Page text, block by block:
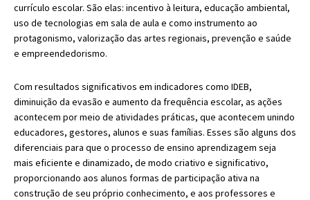
currículo escolar. São elas: incentivo à leitura, educação ambiental,
uso de tecnologias em sala de aula e como instrumento ao
protagonismo, valorização das artes regionais, prevenção e saúde
e empreendedorismo.
Com resultados significativos em indicadores como IDEB,
diminuição da evasão e aumento da frequência escolar, as ações
acontecem por meio de atividades práticas, que acontecem unindo
educadores, gestores, alunos e suas famílias. Esses são alguns dos
diferenciais para que o processo de ensino aprendizagem seja
mais eficiente e dinamizado, de modo criativo e significativo,
proporcionando aos alunos formas de participação ativa na
construção de seu próprio conhecimento, e aos professores e